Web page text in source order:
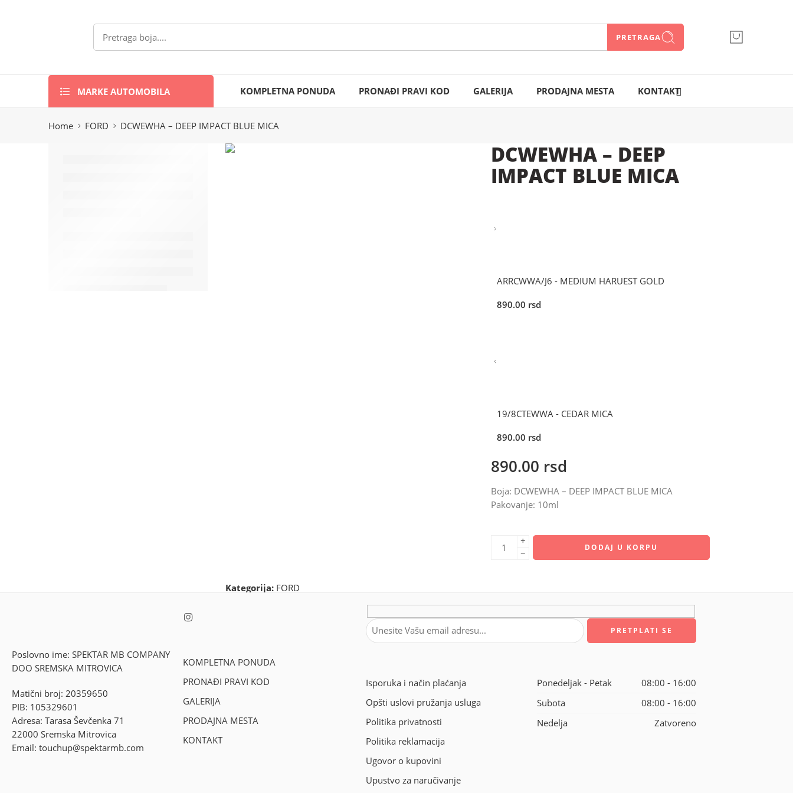
PRETRAGA
MARKE AUTOMOBILA KOMPLETNA PONUDA PRONAĐI PRAVI KOD GALERIJA PRODAJNA MESTA KONTAKT
Home FORD DCWEWHA – DEEP IMPACT BLUE MICA
DCWEWHA – DEEP
IMPACT BLUE MICA
ARRCWWA/J6 - MEDIUM HARUEST GOLD
890.00 rsd
19/8CTEWWA - CEDAR MICA
890.00 rsd
890.00 rsd
Boja: DCWEWHA – DEEP IMPACT BLUE MICA
Pakovanje: 10ml
+
−
DODAJ U KORPU
Kategorija: FORD
Poslovno ime: SPEKTAR MB COMPANY
DOO SREMSKA MITROVICA
Matični broj: 20359650
PIB: 105329601
Adresa: Tarasa Ševčenka 71
22000 Sremska Mitrovica
Email: touchup@spektarmb.com
KOMPLETNA PONUDA
PRONAĐI PRAVI KOD
GALERIJA
PRODAJNA MESTA
KONTAKT
Isporuka i način plaćanja
Opšti uslovi pružanja usluga
Politika privatnosti
Politika reklamacija
Ugovor o kupovini
Upustvo za naručivanje
Ponedeljak - Petak
08:00 - 16:00
Subota
08:00 - 16:00
Nedelja
Zatvoreno